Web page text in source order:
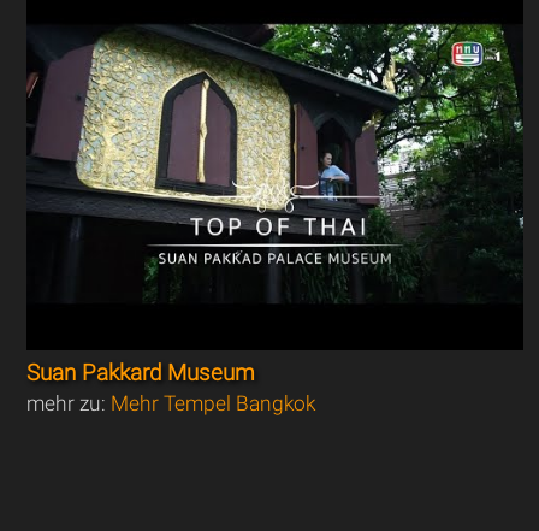
Suan Pakkard Museum
mehr zu: Mehr Tempel Bangkok